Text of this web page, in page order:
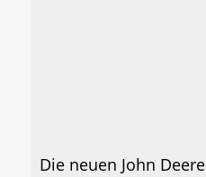
Die neuen John Deere